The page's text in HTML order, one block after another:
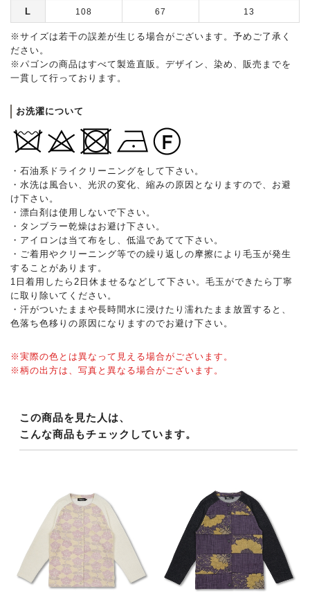
L 108 67 13
※サイズは若干の誤差が生じる場合がございます。予めご了承く
ださい。
※パゴンの商品はすべて製造直販。デザイン、染め、販売までを
一貫して行っております。
お洗濯について
・石油系ドライクリーニングをして下さい。
・水洗は風合い、光沢の変化、縮みの原因となりますので、お避
け下さい。
・漂白剤は使用しないで下さい。
・タンブラー乾燥はお避け下さい。
・アイロンは当て布をし、低温であてて下さい。
・ご着用やクリーニング等での繰り返しの摩擦により毛玉が発生
することがあります。
1日着用したら2日休ませるなどして下さい。毛玉ができたら丁寧
に取り除いてください。
・汗がついたままや長時間水に浸けたり濡れたまま放置すると、
色落ち色移りの原因になりますのでお避け下さい。
※実際の色とは異なって見える場合がございます。
※柄の出方は、写真と異なる場合がございます。
この商品を見た人は、
こんな商品もチェックしています。